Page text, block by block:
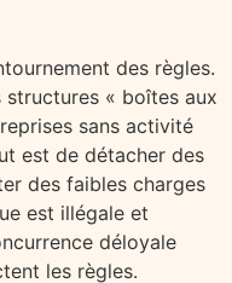
des règles.
« boîtes aux
sans activité
est de détacher des
des faibles charges
est illégale et
déloyale
les règles.